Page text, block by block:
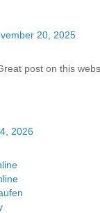
20, 2025
post on this
2026